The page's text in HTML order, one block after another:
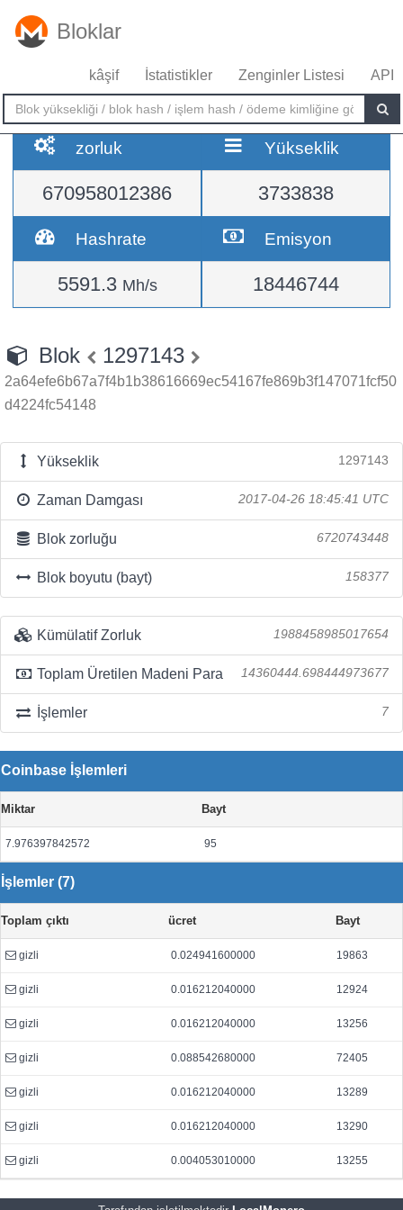
Bloklar
kâşif İstatistikler Zenginler Listesi API
zorluk
670958012386
Yükseklik
3733838
Hashrate
5591.3 Mh/s
Emisyon
18446744
Blok 1297143
2a64efe6b67a7f4b1b38616669ec54167fe869b3f147071fcf50
d4224fc54148
Yükseklik 1297143
Zaman Damgası 2017-04-26 18:45:41 UTC
Blok zorluğu 6720743448
Blok boyutu (bayt) 158377
Kümülatif Zorluk 1988458985017654
Toplam Üretilen Madeni Para 14360444.698444973677
İşlemler 7
Coinbase İşlemleri
Miktar Bayt
7.976397842572 95
İşlemler (7)
Toplam çıktı ücret Bayt
gizli 0.024941600000 19863
gizli 0.016212040000 12924
gizli 0.016212040000 13256
gizli 0.088542680000 72405
gizli 0.016212040000 13289
gizli 0.016212040000 13290
gizli 0.004053010000 13255